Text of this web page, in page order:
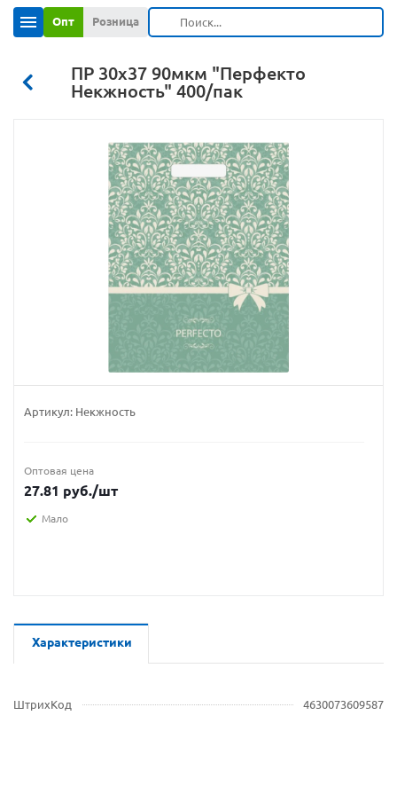
Опт Розница
ПР 30х37 90мкм "Перфекто
Некжность" 400/пак
Артикул: Некжность
Оптовая цена
27.81 руб./шт
Мало
Характеристики
ШтрихКод 4630073609587